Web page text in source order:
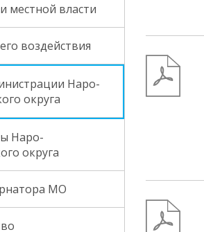
местной власти
воздействия
Наро-
округа
Наро-
округа
МО